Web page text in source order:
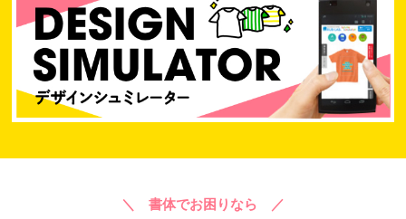
＼ 書体でお困りなら ／